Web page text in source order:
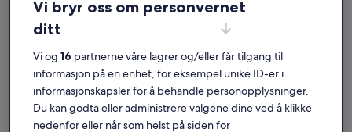
Herning Ferieboliger nær Jyske Bank Boxen
Vi bryr oss om personvernet
ditt
Vi og 16 partnerne våre lagrer og/eller får tilgang til
informasjon på en enhet, for eksempel unike ID-er i
informasjonskapsler for å behandle personopplysninger.
Du kan godta eller administrere valgene dine ved å klikke
nedenfor eller når som helst på siden for